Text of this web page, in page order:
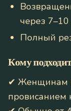
через
Полный
Кому
✔ Женщинам
провисанием